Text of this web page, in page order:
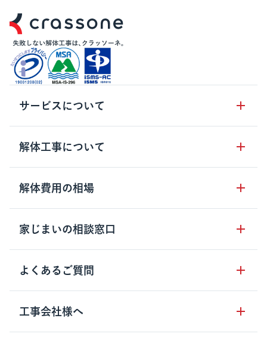
サービスについて
サービスの流れ
サービスのメリット
クラッソーネの自治体連携
お客さまの声
空き家の処分を検討のお客様へ
解体工事について
解体工事の基礎知識
解体工事に関わる法律
用語集
解体費用の相場
木造住宅の相場
鉄骨造住宅の相場
RC造住宅の相場
家じまいの相談窓口
家じまいの相談窓口
よくあるご質問
クラッソーネの利用方法
工事の進め方
工事会社様へ